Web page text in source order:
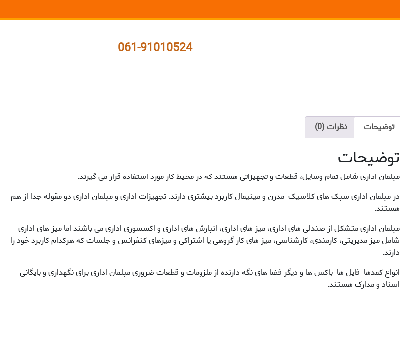
061-91010524
توضیحات نظرات (0)
توضیحات
مبلمان اداری شامل تمام وسایل، قطعات و تجهیزاتی هستند که در محیط کار مورد استفاده قرار می گیرند.
در مبلمان اداری سبک های کلاسیک- مدرن و مینیمال کاربرد بیشتری دارند. تجهیزات اداری و مبلمان اداری دو مقوله جدا از هم
هستند.
مبلمان اداری متشکل از صندلی های اداری، میز های اداری، انبارش های اداری و اکسسوری اداری می باشند اما میز های اداری
شامل میز مدیریتی، کارمندی، کارشناسی، میز های کار گروهی یا اشتراکی و میزهای کنفرانس و جلسات که هرکدام کاربرد خود را
دارند.
انواع کمدها- فایل ها- باکس ها و دیگر فضا های نگه دارنده از ملزومات و قطعات ضروری مبلمان اداری برای نگهداری و بایگانی
اسناد و مدارک هستند.